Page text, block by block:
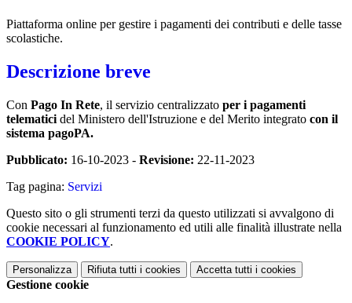
Piattaforma online per gestire i pagamenti dei contributi e delle tasse
scolastiche.
Descrizione breve
Con Pago In Rete, il servizio centralizzato per i pagamenti
telematici del Ministero dell'Istruzione e del Merito integrato con il
sistema pagoPA.
Pubblicato: 16-10-2023 - Revisione: 22-11-2023
Tag pagina: Servizi
Questo sito o gli strumenti terzi da questo utilizzati si avvalgono di
cookie necessari al funzionamento ed utili alle finalità illustrate nella
COOKIE POLICY.
Personalizza Rifiuta tutti i cookies Accetta tutti i cookies
Gestione cookie